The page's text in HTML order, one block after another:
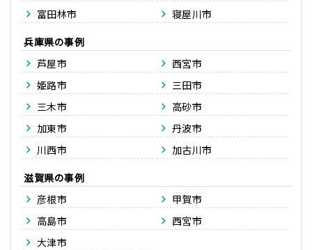
富田林市
寝屋川市
兵庫県
芦屋市
西宮市
姫路市
三田市
三木市
高砂市
加東市
丹波市
川西市
加古川市
滋賀県
彦根市
甲賀市
高島市
西宮市
大津市